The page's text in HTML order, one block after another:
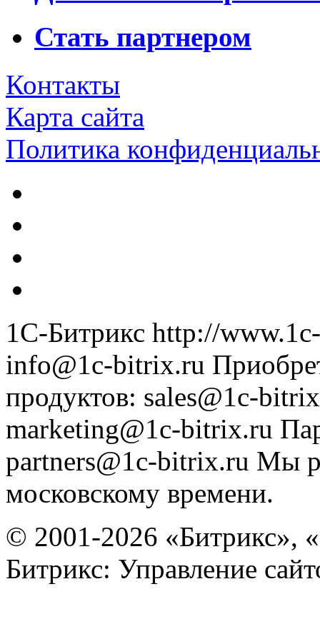
Стать партнером
Контакты
Карта сайта
Политика
1С-Битрикс http://
info@1c-bitrix.ru
продуктов: sales@1c-
marketing@1c-bitrix.ru
partners@1c-bitrix.ru Мы
московскому времени.
© 2001-2026 «Битрикс»,
Битрикс: Управление